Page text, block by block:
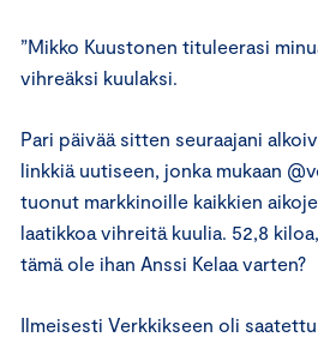
”Mikko Kuustonen tituleerasi
vihreäksi kuulaksi.
Pari päivää sitten seuraajani
linkkiä uutiseen, jonka mukaan
tuonut markkinoille kaikkien
laatikkoa vihreitä kuulia. 52,8
tämä ole ihan Anssi Kelaa varten?
Ilmeisesti Verkkikseen oli